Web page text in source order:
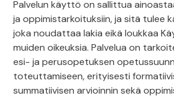
Palvelun käyttö on sallittua
ja oppimistarkoituksiin, ja sitä tulee
joka noudattaa lakia eikä loukkaa
muiden oikeuksia. Palvelua on
esi- ja perusopetuksen
toteuttamiseen, erityisesti
summatiivisen arvioinnin sekä